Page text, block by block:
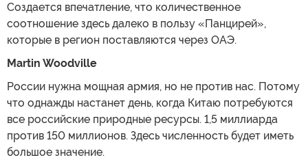
Создается впечатление, что количественное
соотношение здесь далеко в пользу «Панцирей»,
которые в регион поставляются через ОАЭ.
Martin Woodville
России нужна мощная армия, но не против нас. Потому
что однажды настанет день, когда Китаю потребуются
все российские природные ресурсы. 1,5 миллиарда
против 150 миллионов. Здесь численность будет иметь
большое значение.